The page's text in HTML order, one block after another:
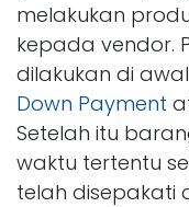
melakukan
kepada vendor.
dilakukan di
Down Payment
Setelah itu
waktu tertentu
telah disepakati